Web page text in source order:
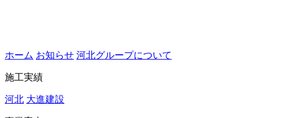
ホーム お知らせ 河北グループについて
施工実績
河北 大進建設